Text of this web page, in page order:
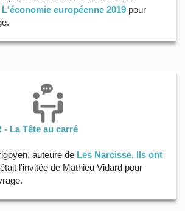
L'économie européenne 2019 pour
- La Tête au carré
auteure de Les Narcisse. Ils ont
l'invitée de Mathieu Vidard pour